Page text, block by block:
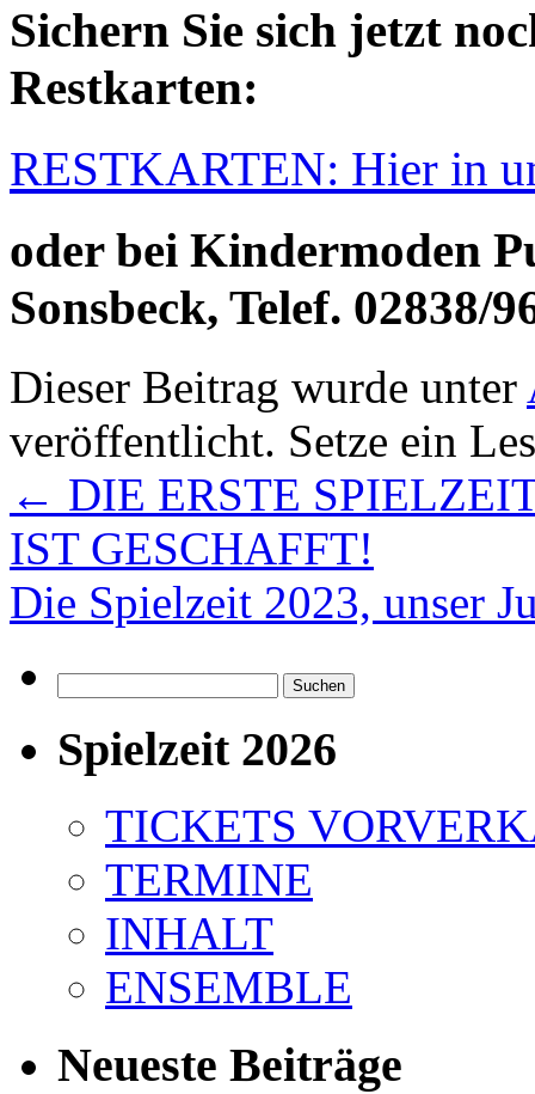
Sichern Sie sich jetzt
Restkarten:
RESTKARTEN: Hier in
oder bei Kindermoden
Sonsbeck, Telef. 02838/
Dieser Beitrag wurde unter
veröffentlicht. Setze ein
← DIE ERSTE
IST GESCHAFFT!
Die Spielzeit 2023, unser
nach:
Spielzeit 2026
TICKETS
TERMINE
INHALT
ENSEMBLE
Neueste Beiträge